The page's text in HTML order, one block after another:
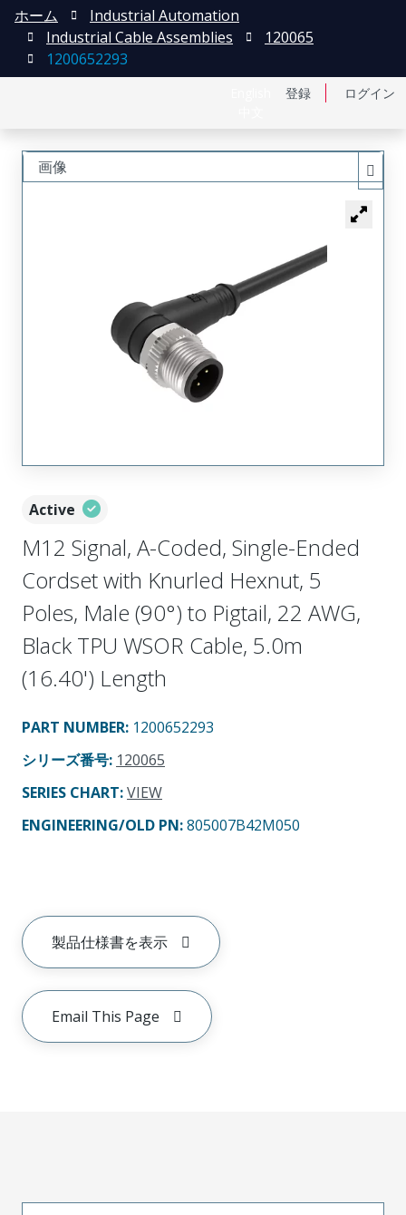
登録 ログイン
ホーム
Industrial Automation
Industrial Cable Assemblies
120065
1200652293
Active
M12 Signal, A-Coded, Single-Ended
Cordset with Knurled Hexnut, 5
Poles, Male (90°) to Pigtail, 22 AWG,
Black TPU WSOR Cable, 5.0m
(16.40') Length
PART NUMBER: 1200652293
シリーズ番号: 120065
SERIES CHART:VIEW
ENGINEERING/OLD PN:805007B42M050
製品仕様書を表示
Email This Page
画像